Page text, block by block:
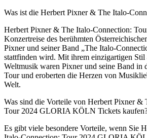
Was ist die Herbert Pixner & The Italo-
Herbert Pixner & The Italo-Connection:
Konzertreise des berühmten
Pixner und seiner Band „The Italo-
stattfinden wird. Mit ihrem einzigartigen Stil
Weltmusik waren Pixner und seine Band in
Tour und eroberten die Herzen von
Welt.
Was sind die Vorteile von Herbert Pixner &
Tour 2024 GLORIA KÖLN Tickets
Es gibt viele besondere Vorteile, wenn Sie